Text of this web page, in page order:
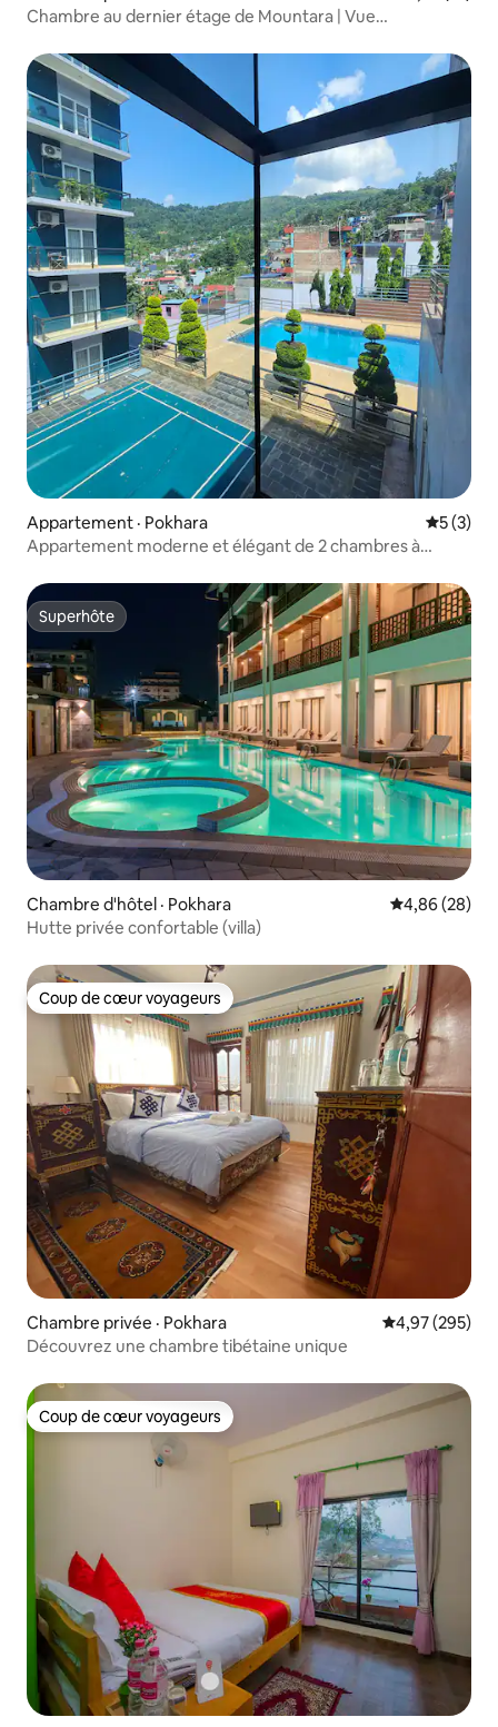
Chambre au dernier étage de Mountara | Vue
Appartement · Pokhara Note
5 (3)
Appartement moderne et élégant de 2 chambres à
Superhôte
Superhôte
Chambre d'hôtel · Pokhara Note
4,86 (28)
Hutte privée confortable (villa)
Coup de cœur voyageurs
Coup de cœur voyageurs
Chambre privée · Pokhara Note
4,97 (295)
Découvrez une chambre tibétaine unique
Coup de cœur voyageurs
Coup de cœur voyageurs